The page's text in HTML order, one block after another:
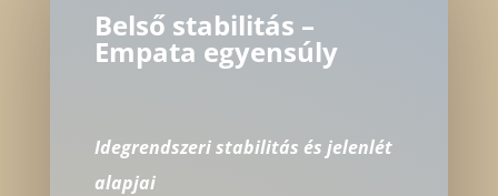
Belső stabilitás –
Empata egyensúly
Idegrendszeri stabilitás és jelenlét
alapjai